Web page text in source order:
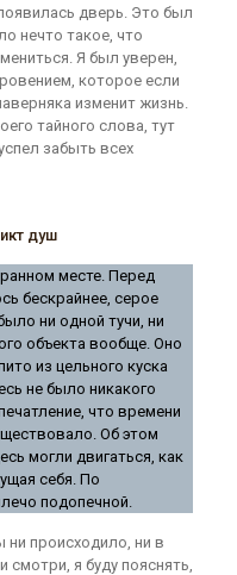
дверь. Это был
нечто такое, что
Я был уверен,
которое если
изменит жизнь.
тайного слова, тут
забыть всех
душ
месте. Перед
бескрайнее, серое
ни одной тучи, ни
объекта вообще. Оно
из цельного куска
не было никакого
что времени
Об этом
могли двигаться, как
себя. По
подопечной.
ни происходило, ни в
смотри, я буду пояснять,